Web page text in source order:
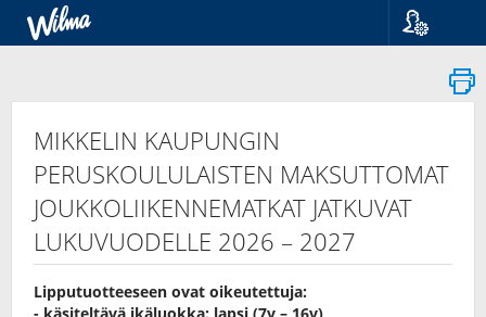
Suomi
Svenska
MIKKELIN KAUPUNGIN
PERUSKOULULAISTEN MAKSUTTOMAT
JOUKKOLIIKENNEMATKAT JATKUVAT
LUKUVUODELLE 2026 – 2027
Lipputuotteeseen ovat oikeutettuja: